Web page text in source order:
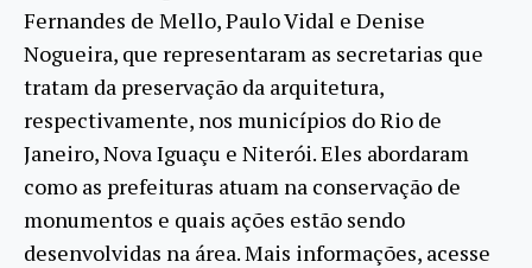
Fernandes de Mello, Paulo Vidal e Denise
Nogueira, que representaram as secretarias que
tratam da preservação da arquitetura,
respectivamente, nos municípios do Rio de
Janeiro, Nova Iguaçu e Niterói. Eles abordaram
como as prefeituras atuam na conservação de
monumentos e quais ações estão sendo
desenvolvidas na área. Mais informações, acesse